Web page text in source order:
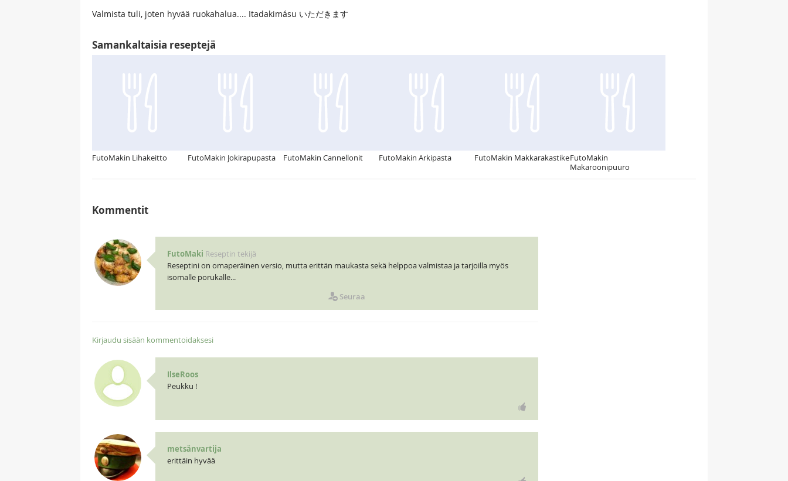
Valmista tuli, joten hyvää ruokahalua.... Itadakimásu いただきます
Samankaltaisia reseptejä
FutoMakin Lihakeitto FutoMakin Jokirapupasta FutoMakin Cannellonit FutoMakin Arkipasta FutoMakin MakkarakastikeFutoMakin
Makaroonipuuro
Kommentit
FutoMaki Reseptin tekijä
Reseptini on omaperäinen versio, mutta erittän maukasta sekä helppoa valmistaa ja tarjoilla myös
isomalle porukalle...
Seuraa
Kirjaudu sisään kommentoidaksesi
IlseRoos
Peukku !
metsänvartija
erittäin hyvää